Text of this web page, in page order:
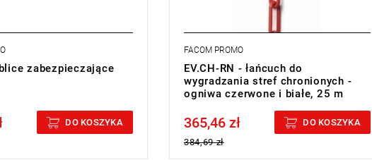
zabezpieczające
DO KOSZYKA
FACOM PROMO
EV.CH-RN - łańcuch do
wygradzania stref chronionych -
ogniwa czerwone i białe, 25 m
Price tax included
365,46 zł
384,69 zł
DO KOSZYKA